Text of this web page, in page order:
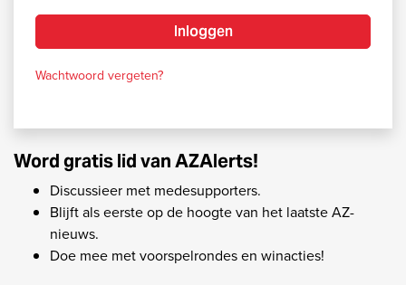
Inloggen
Wachtwoord vergeten?
Word gratis lid van AZAlerts!
Discussieer met medesupporters.
Blijft als eerste op de hoogte van het laatste AZ-
nieuws.
Doe mee met voorspelrondes en winacties!